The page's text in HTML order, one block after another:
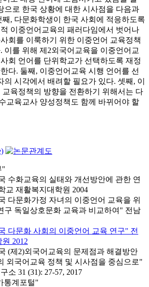
으로 한국 상황에 대한 시사점을 다음과
, 다문화학생이 한국 사회에 적응하도록
이중언어교육의 패러다임에서 벗어나
회를 이룩하기 위한 이중언어 교육정책
이를 위해 제2외국어교육을 이중언어교
회 언어를 단위학교가 선택하도록 재정
다. 둘째, 이중언어교육 시행 언어를 선
의 시각에서 배려할 필요가 있다. 셋째, 이
육정책의 방향을 전환하기 위해서는 다
교육교사 양성정책도 함께 바뀌어야 할
"
수화교육의 실태와 개선방안에 관한 연
교 재활복지대학원 2004
다문화가정 자녀의 이중언어 교육을 위
구 독일상호문화 교육과 비교하여" 전남
다문화 사회의 이중언어 교육 연구" 전
2012
(제2)외국어교육의 문제점과 해결방안
외국어교육 정책 및 시사점을 중심으로"
소 31 (31): 27-57, 2017
통계포털"